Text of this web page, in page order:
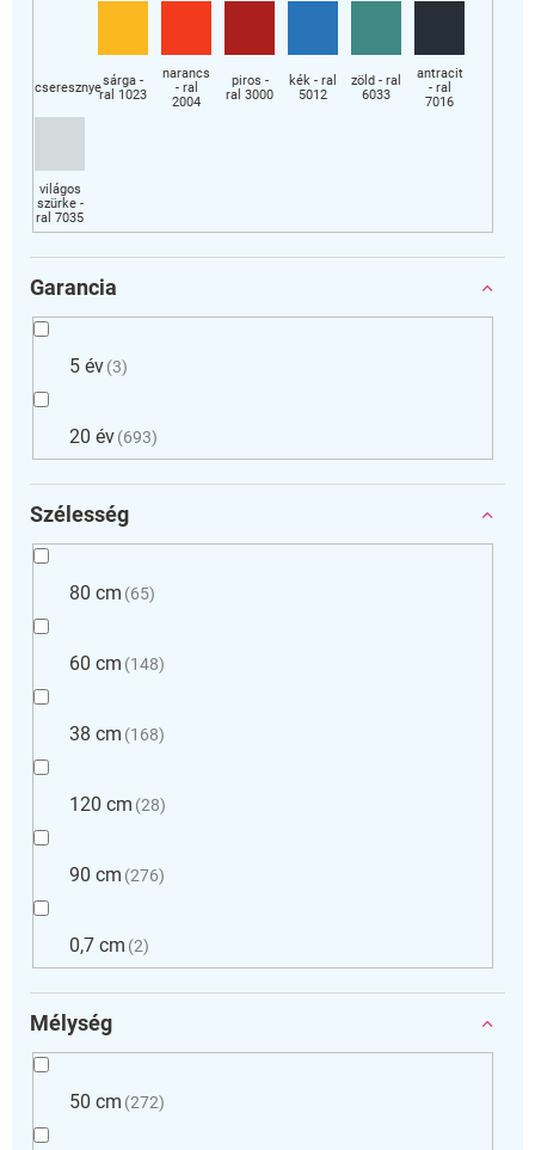
Garancia
5 év 3
20 év 693
Szélesség
80 cm 65
60 cm 148
38 cm 168
120 cm 28
90 cm 276
0,7 cm 2
Mélység
50 cm 272